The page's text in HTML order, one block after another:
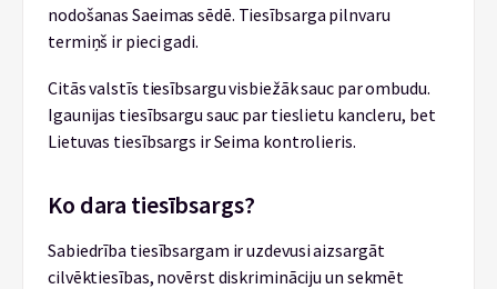
nodošanas Saeimas sēdē. Tiesībsarga pilnvaru
termiņš ir pieci gadi.
Citās valstīs tiesībsargu visbiežāk sauc par ombudu.
Igaunijas tiesībsargu sauc par tieslietu kancleru, bet
Lietuvas tiesībsargs ir Seima kontrolieris.
Ko dara tiesībsargs?
Sabiedrība tiesībsargam ir uzdevusi aizsargāt
cilvēktiesības, novērst diskrimināciju un sekmēt